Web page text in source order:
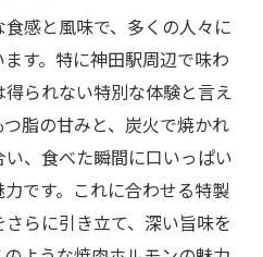
感と風味で、多くの人々に
す。特に神田駅周辺で味わ
られない特別な体験と言え
脂の甘みと、炭火で焼かれ
、食べた瞬間に口いっぱい
です。これに合わせる特製
らに引き立て、深い旨味を